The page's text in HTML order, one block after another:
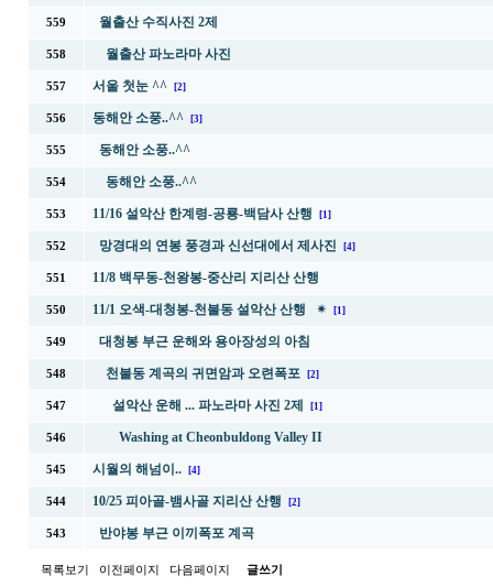
559 월출산 수직사진 2제
558 월출산 파노라마 사진
557 서울 첫눈 ^^ [2]
556 동해안 소풍..^^ [3]
555 동해안 소풍..^^
554 동해안 소풍..^^
553 11/16 설악산 한계령-공룡-백담사 산행 [1]
552 망경대의 연봉 풍경과 신선대에서 제사진 [4]
551 11/8 백무동-천왕봉-중산리 지리산 산행
550 11/1 오색-대청봉-천불동 설악산 산행 ✴ [1]
549 대청봉 부근 운해와 용아장성의 아침
548 천불동 계곡의 귀면암과 오련폭포 [2]
547 설악산 운해 ... 파노라마 사진 2제 [1]
546 Washing at Cheonbuldong Valley II
545 시월의 해넘이.. [4]
544 10/25 피아골-뱀사골 지리산 산행 [2]
543 반야봉 부근 이끼폭포 계곡
목록보기 이전페이지 다음페이지 글쓰기